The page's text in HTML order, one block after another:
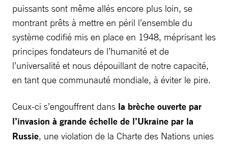
puissants sont même allés encore plus loin, se
montrant prêts à mettre en péril l’ensemble du
système codifié mis en place en 1948, méprisant les
principes fondateurs de l’humanité et de
l’universalité et nous dépouillant de notre capacité,
en tant que communauté mondiale, à éviter le pire.
Ceux-ci s’engouffrent dans la brèche ouverte par
l’invasion à grande échelle de l’Ukraine par la
Russie, une violation de la Charte des Nations unies